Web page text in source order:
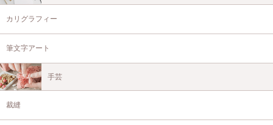
カリグラフィー
筆文字アート
手芸
裁縫